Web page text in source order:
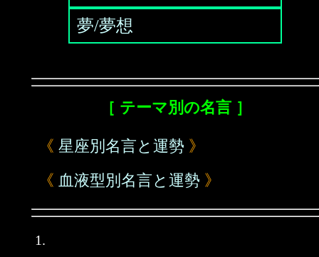
夢/夢想
［ テーマ別の名言 ］
《 星座別名言と運勢 》
《 血液型別名言と運勢 》
1.